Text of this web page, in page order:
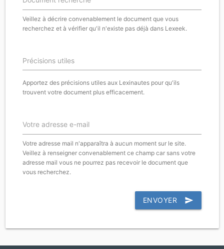
Veillez à décrire convenablement le document que vous
recherchez et à vérifier qu'il n'existe pas déjà dans Lexeek.
Précisions utiles
Apportez des précisions utiles aux Lexinautes pour qu'ils
trouvent votre document plus efficacement.
Votre adresse e-mail
Votre adresse mail n'apparaîtra à aucun moment sur le site.
Veillez à renseigner convenablement ce champ car sans votre
adresse mail vous ne pourrez pas recevoir le document que
vous recherchez.
ENVOYER send